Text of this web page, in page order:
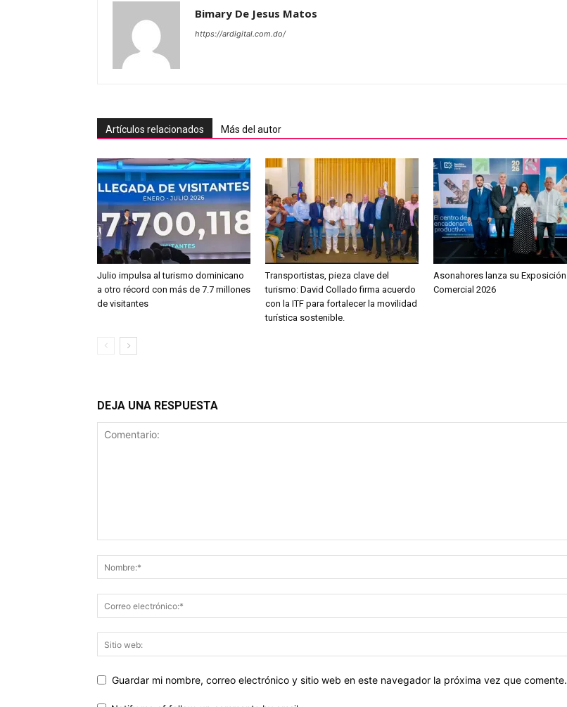
Bimary De Jesus Matos
https://ardigital.com.do/
Artículos relacionados Más del autor
Julio impulsa al turismo dominicano
a otro récord con más de 7.7 millones
de visitantes
Transportistas, pieza clave del
turismo: David Collado firma acuerdo
con la ITF para fortalecer la movilidad
turística sostenible.
Asonahores lanza su Exposición
Comercial 2026
DEJA UNA RESPUESTA
Guardar mi nombre, correo electrónico y sitio web en este navegador la próxima vez que comente.